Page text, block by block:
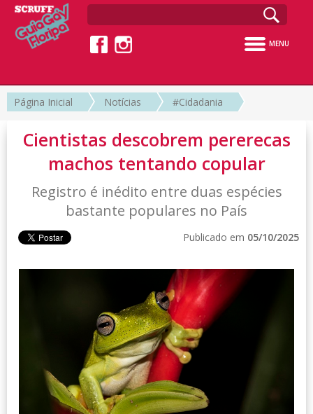
MENU
Página Inicial Notícias #Cidadania
Cientistas descobrem pererecas
machos tentando copular
Registro é inédito entre duas espécies
bastante populares no País
Publicado em 05/10/2025